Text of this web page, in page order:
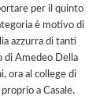
per il quinto
è motivo di
azzurra di tanti
di Amedeo Della
ora al college di
a Casale.